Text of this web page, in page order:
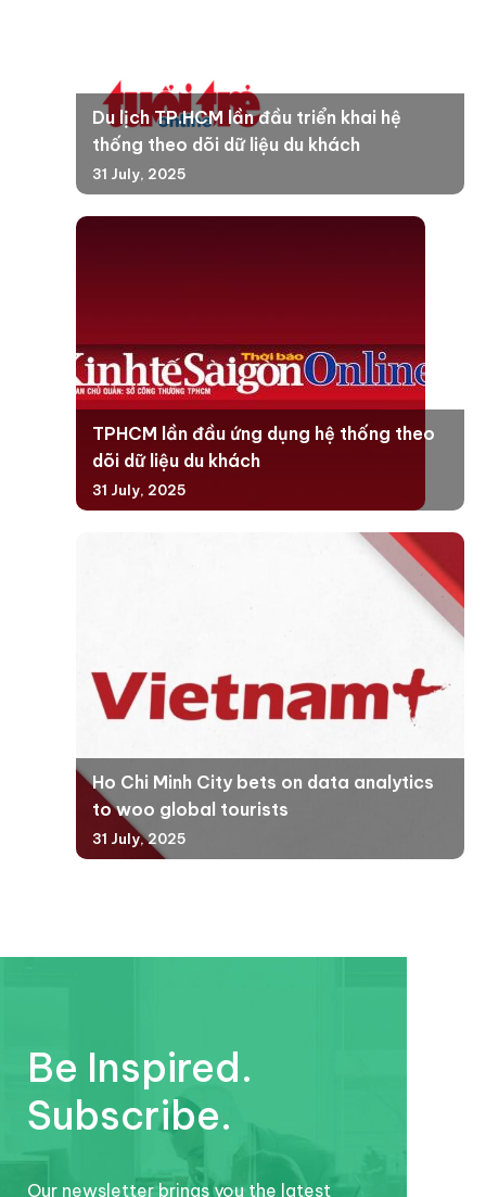
Du lịch TP.HCM lần đầu triển khai hệ
thống theo dõi dữ liệu du khách
31 July, 2025
TPHCM lần đầu ứng dụng hệ thống theo
dõi dữ liệu du khách
31 July, 2025
Ho Chi Minh City bets on data analytics
to woo global tourists
31 July, 2025
Be Inspired.
Subscribe.
Our newsletter brings you the latest